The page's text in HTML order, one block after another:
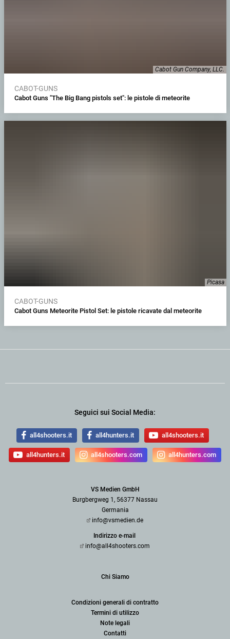
Cabot Gun Company, LLC.
CABOT-GUNS
Cabot Guns "The Big Bang pistols set": le pistole di meteorite
Picasa
CABOT-GUNS
Cabot Guns Meteorite Pistol Set: le pistole ricavate dal meteorite
Seguici sui Social Media:
all4shooters.it all4hunters.it all4shooters.it
all4hunters.it all4shooters.com all4hunters.com
VS Medien GmbH
Burgbergweg 1, 56377 Nassau
Germania
info@vsmedien.de
Indirizzo e-mail
info@all4shooters.com
Chi Siamo
Condizioni generali di contratto
Termini di utilizzo
Note legali
Contatti